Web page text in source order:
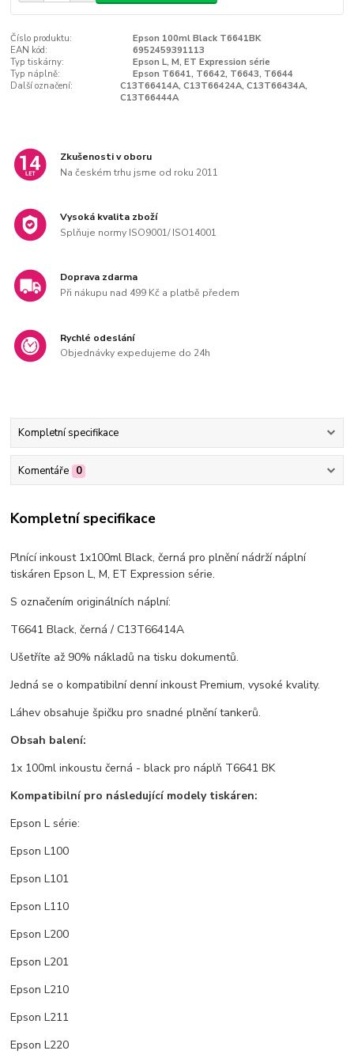
Číslo produktu:
Epson 100ml Black T6641BK
EAN kód:
6952459391113
Typ tiskárny:
Epson L, M, ET Expression série
Typ náplně:
Epson T6641, T6642, T6643, T6644
Další označení:
C13T66414A, C13T66424A, C13T66434A,
C13T66444A
Zkušenosti v oboru
Na českém trhu jsme od roku 2011
Vysoká kvalita zboží
Splňuje normy ISO9001/ ISO14001
Doprava zdarma
Při nákupu nad 499 Kč a platbě předem
Rychlé odeslání
Objednávky expedujeme do 24h
Kompletní specifikace
Komentáře 0
Kompletní specifikace
Plnící inkoust 1x100ml Black, černá pro plnění nádrží náplní
tiskáren Epson L, M, ET Expression série.
S označením originálních náplní:
T6641 Black, černá / C13T66414A
Ušetříte až 90% nákladů na tisku dokumentů.
Jedná se o kompatibilní denní inkoust Premium, vysoké kvality.
Láhev obsahuje špičku pro snadné plnění tankerů.
Obsah balení:
1x 100ml inkoustu černá - black pro náplň T6641 BK
Kompatibilní pro následující modely tiskáren:
Epson L série:
Epson L100
Epson L101
Epson L110
Epson L200
Epson L201
Epson L210
Epson L211
Epson L220